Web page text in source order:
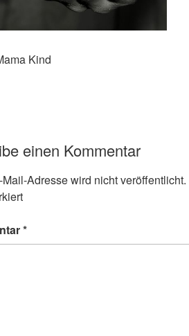
Kind
einen Kommentar
Adresse wird nicht veröffentlicht.
*